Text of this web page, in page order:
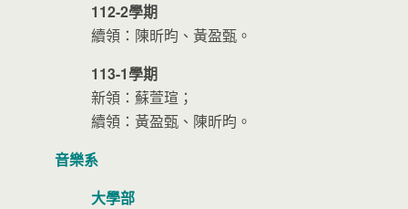
112-2學期
續領：陳昕昀、黃盈甄。
113-1學期
新領：蘇萱瑄；
續領：黃盈甄、陳昕昀。
音樂系
大學部